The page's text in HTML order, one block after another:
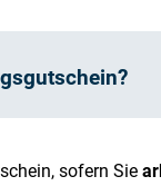
sofern Sie